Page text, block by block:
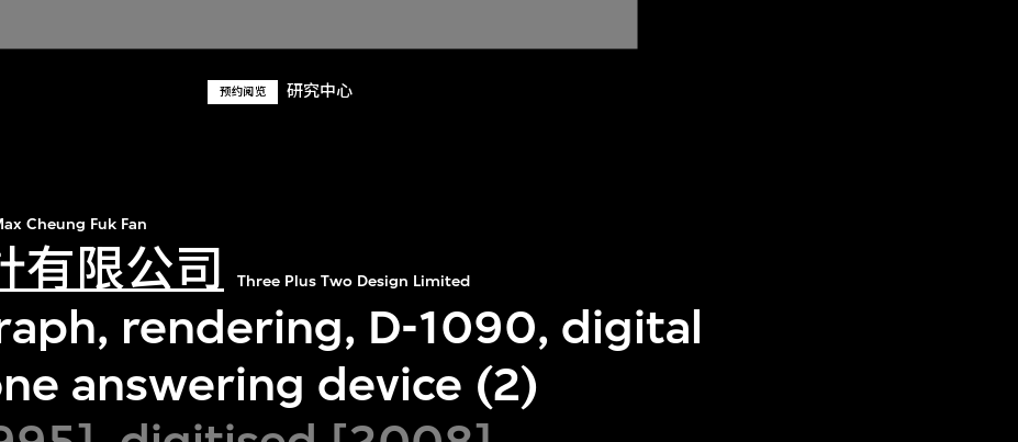
预约阅览 研究中心
Cheung Fuk Fan
有限公司 Three Plus Two Design Limited
rendering, D-1090, digital
answering device (2)